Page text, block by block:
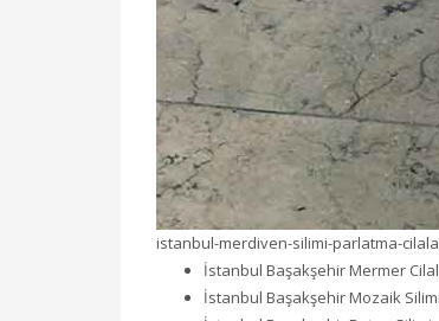
istanbul-merdiven-silimi-parlatma-
İstanbul Başakşehir Mermer
İstanbul Başakşehir Mozaik Silimi